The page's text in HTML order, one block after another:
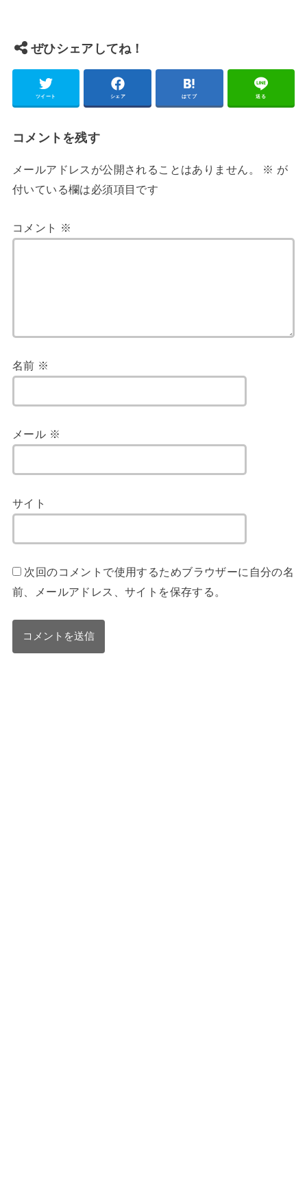
ぜひシェアしてね！
ツイート シェア はてブ 送る
コメントを残す
メールアドレスが公開されることはありません。 ※ が
付いている欄は必須項目です
コメント ※
名前 ※
メール ※
サイト
次回のコメントで使用するためブラウザーに自分の名
前、メールアドレス、サイトを保存する。